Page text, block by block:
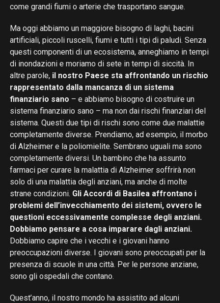
come grandi fiumi o arterie che trasportano sangue.
Ma oggi abbiamo un maggiore bisogno di laghi, bacini
artificiali, piccoli ruscelli, fiumi e tutti i tipi di paludi. Senza
questi componenti di un ecosistema, anneghiamo in tempi
di inondazioni e moriamo di sete in tempi di siccità. In
altre parole, il nostro Paese sta affrontando un rischio
rappresentato dalla mancanza di un sistema
finanziario sano – e abbiamo bisogno di costruire un
sistema finanziario sano – ma non dai rischi finanziari del
sistema. Questi due tipi di rischi sono come due malattie
completamente diverse. Prendiamo, ad esempio, il morbo
di Alzheimer e la poliomielite. Sembrano uguali ma sono
completamente diversi. Un bambino che ha assunto
farmaci per curare la malattia di Alzheimer soffrirà non
solo di una malattia degli anziani, ma anche di molte
strane condizioni. Gli Accordi di Basilea affrontano i
problemi dell’invecchiamento dei sistemi, ovvero le
questioni eccessivamente complesse degli anziani.
Dobbiamo pensare a cosa imparare dagli anziani.
Dobbiamo capire che i vecchi e i giovani hanno
preoccupazioni diverse. I giovani sono preoccupati per la
presenza di scuole in una città. Per le persone anziane,
sono gli ospedali che contano.
Quest’anno, il nostro mondo ha assistito ad alcuni